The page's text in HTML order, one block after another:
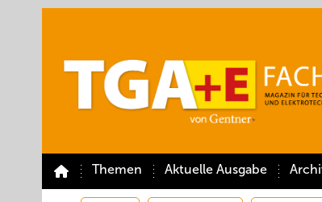
Themen Aktuelle Ausgabe